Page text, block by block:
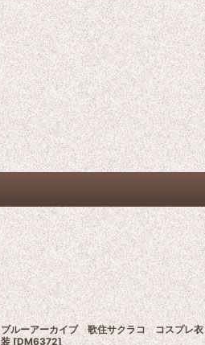
ブルーアーカイブ 歌住サクラコ コスプレ衣
装 [DM6372]